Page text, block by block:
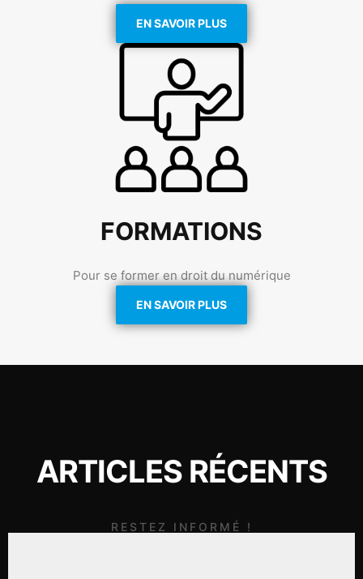
EN SAVOIR PLUS
FORMATIONS
Pour se former en droit du numérique
EN SAVOIR PLUS
ARTICLES RÉCENTS
RESTEZ INFORMÉ !